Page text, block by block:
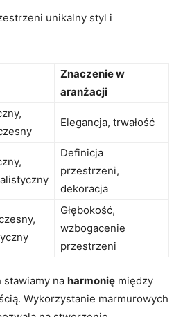
unikalny styl i
Znaczenie w
aranżacji
Elegancja, trwałość
Definicja
przestrzeni,
dekoracja
Głębokość,
wzbogacenie
przestrzeni
stawiamy na harmonię między
Wykorzystanie marmurowych